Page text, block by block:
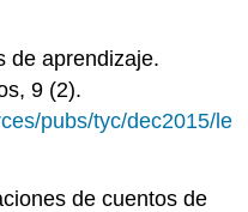
de aprendizaje.
, 9 (2).
pubs/tyc/dec2015/le
de cuentos de